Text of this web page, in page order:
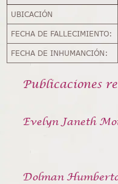
UBICACIÓN
FECHA DE FALLECIMIENTO:
FECHA DE INHUMANCIÓN:
Publicaciones
Evelyn Janeth
Dolman